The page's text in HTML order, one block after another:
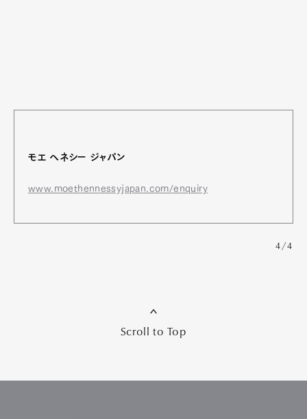
モエ ヘネシー ジャパン
www.moethennessyjapan.com/enquiry
4/4
Scroll to Top